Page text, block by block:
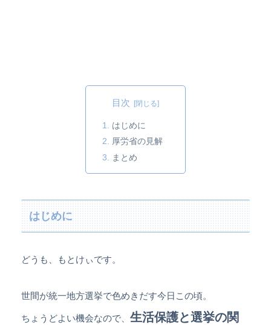
目次
はじめに
厚労省の見解
まとめ
はじめに
どうも、もとけぃです。
世間が統一地方選挙で色めきだす今日この頃。
ちょうどよい機会なので、 生活保護と選挙の関